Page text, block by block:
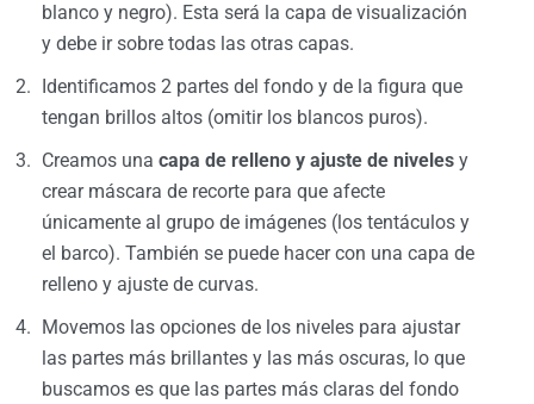
blanco y negro). Esta será la capa de visualización
y debe ir sobre todas las otras capas.
Identificamos 2 partes del fondo y de la figura que
tengan brillos altos (omitir los blancos puros).
Creamos una capa de relleno y ajuste de niveles y
crear máscara de recorte para que afecte
únicamente al grupo de imágenes (los tentáculos y
el barco). También se puede hacer con una capa de
relleno y ajuste de curvas.
Movemos las opciones de los niveles para ajustar
las partes más brillantes y las más oscuras, lo que
buscamos es que las partes más claras del fondo